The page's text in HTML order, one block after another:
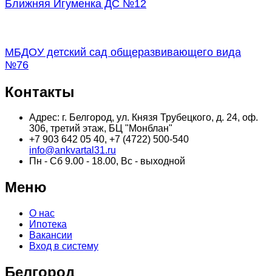
Ближняя Игуменка ДС №12
МБДОУ детский сад общеразвивающего вида
№76
Контакты
Адрес: г. Белгород, ул. Князя Трубецкого, д. 24, оф.
306, третий этаж, БЦ "Монблан"
+7 903 642 05 40, +7 (4722) 500-540
info@ankvartal31.ru
Пн - Сб 9.00 - 18.00, Вс - выходной
Меню
О нас
Ипотека
Вакансии
Вход в систему
Белгород